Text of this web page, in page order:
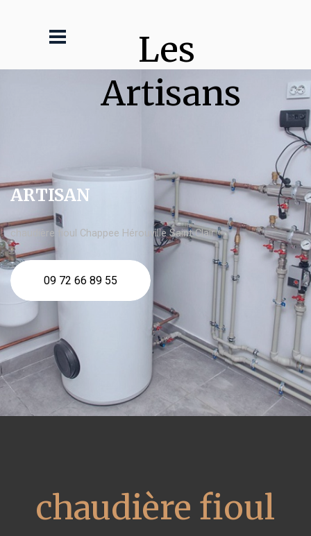
Les
Artisans
ARTISAN
chaudière fioul Chappee Hérouville Saint Clair
09 72 66 89 55
chaudière fioul